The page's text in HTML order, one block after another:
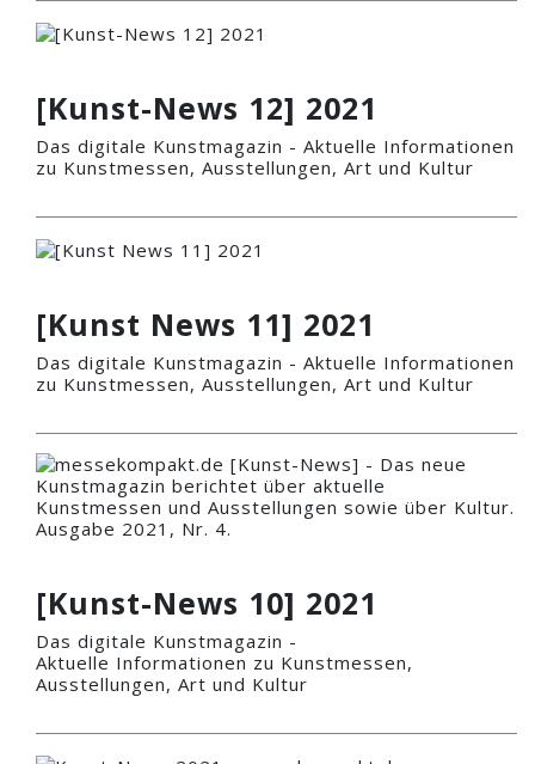
[Kunst-News 12] 2021
Das digitale Kunstmagazin - Aktuelle Informationen
zu Kunstmessen, Ausstellungen, Art und Kultur
[Kunst News 11] 2021
Das digitale Kunstmagazin - Aktuelle Informationen
zu Kunstmessen, Ausstellungen, Art und Kultur
[Kunst-News 10] 2021
Das digitale Kunstmagazin -
Aktuelle Informationen zu Kunstmessen,
Ausstellungen, Art und Kultur